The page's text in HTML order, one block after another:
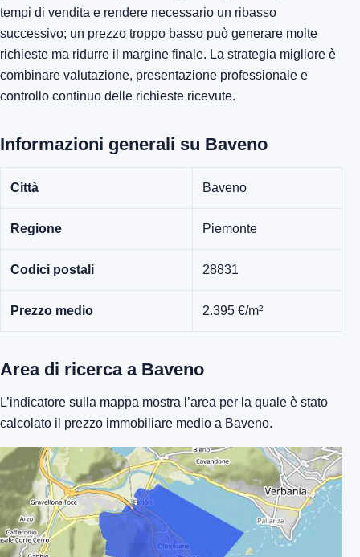
tempi di vendita e rendere necessario un ribasso
successivo; un prezzo troppo basso può generare molte
richieste ma ridurre il margine finale. La strategia migliore è
combinare valutazione, presentazione professionale e
controllo continuo delle richieste ricevute.
Informazioni generali su Baveno
Città Baveno
Regione Piemonte
Codici postali 28831
Prezzo medio 2.395 €/m²
Area di ricerca a Baveno
L’indicatore sulla mappa mostra l’area per la quale è stato
calcolato il prezzo immobiliare medio a Baveno.